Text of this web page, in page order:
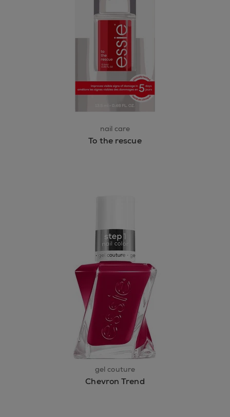
nail care
To the rescue
gel couture
Chevron Trend